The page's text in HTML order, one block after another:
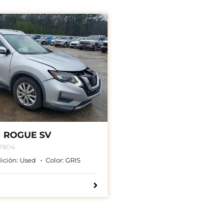
SV
Used Color: GRIS